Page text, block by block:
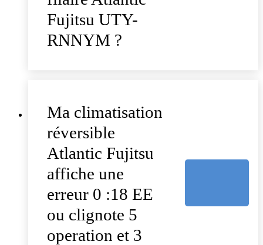
Fujitsu UTY-
RNNYM ?
Ma climatisation
réversible
Atlantic Fujitsu
affiche une
erreur 0 :18 EE
ou clignote 5
operation et 3